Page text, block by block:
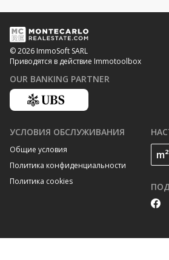
© 2026 ImmoSoft SARL
Приводятся в действие Immotoolbox
OUR BANKING PARTNER
УСЛОВИЯ ОБСЛУЖИВАНИЯ
Общие условия
Политика конфиденциальности
Политика cookies